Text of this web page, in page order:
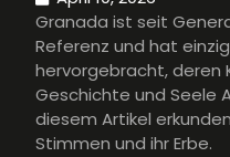
Granada ist seit
Referenz und hat
hervorgebracht, deren
Geschichte und Seele
diesem Artikel
Stimmen und ihr Erbe.